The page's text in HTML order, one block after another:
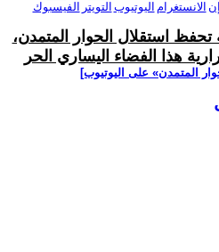
الفيسبوك التويتر اليوتيوب الانستغرام
تحفظ استقلال الحوار المتمدن،
هذا الفضاء اليساري الحر
المتمدن» على اليوتيوب]